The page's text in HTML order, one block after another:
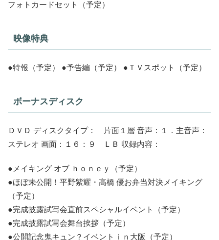
フォトカードセット（予定）
映像特典
●特報（予定） ●予告編（予定） ●ＴＶスポット（予定）
ボーナスディスク
ＤＶＤ ディスクタイプ： 片面１層 音声：１．主音声：
ステレオ 画面：１６：９ ＬＢ 収録内容：
●メイキング オブ ｈｏｎｅｙ（予定）
●ほぼ未公開！平野紫耀・高橋 優お弁当対決メイキング
（予定）
●完成披露試写会直前スペシャルイベント（予定）
●完成披露試写会舞台挨拶（予定）
●公開記念鬼キュン？イベントｉｎ大阪（予定）